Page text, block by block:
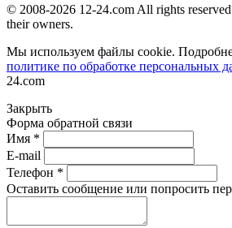
© 2008-2026 12-24.com All rights
their owners.
Мы используем файлы cookie.
политике по обработке персональных
24.com
Закрыть
Форма обратной связи
Имя *
E-mail
Телефон *
Оставить сообщение или попросить